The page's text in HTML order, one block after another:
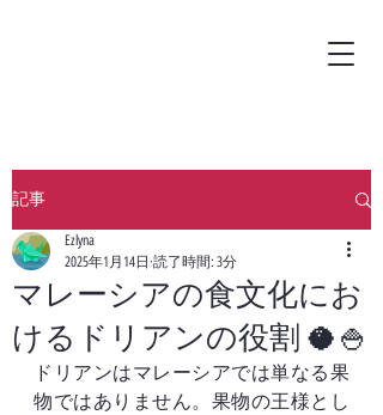
記事
マレーシアの食文化にお
けるドリアンの役割 🥥🍚
Ezlyna
2025年1月14日 読了時間: 3分
ドリアンはマレーシアでは単なる果
物ではありません。果物の王様とし